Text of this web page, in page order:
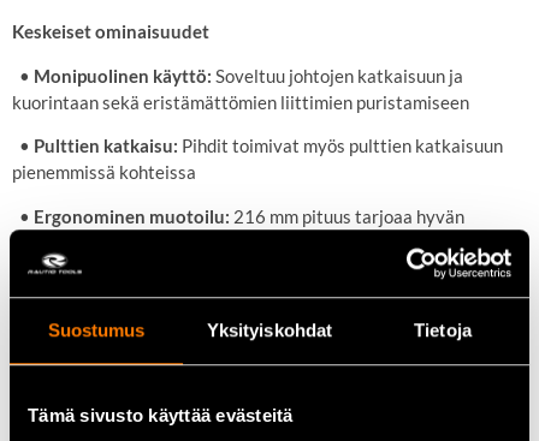
Suostumus Yksityiskohdat Tietoja
Tämä sivusto käyttää evästeitä
Keskeiset ominaisuudet
• Monipuolinen käyttö: Soveltuu johtojen katkaisuun ja
kuorintaan sekä eristämättömien liittimien puristamiseen
• Pulttien katkaisu: Pihdit toimivat myös pulttien katkaisuun
pienemmissä kohteissa
• Ergonominen muotoilu: 216 mm pituus tarjoaa hyvän
Kevyt rakenne helpottaa käyttöä, mutta